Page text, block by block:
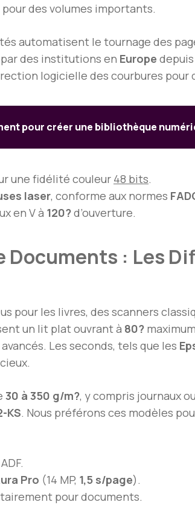
des volumes importants.
automatisent le tournage des
des institutions en Europe depuis
logicielle des courbures pour
pour créer une bibliothèque
une fidélité couleur 48 bits.
laser, conforme aux normes
en V à 120?d’ouverture.
: Les
pour les livres, des scanners
un lit plat ouvrant à 80?
Les seconds, tels que les
30 à 350 g/m?, y compris journaux
KS. Nous préférons ces modèles
Pro (14 MP, 1,5 s/page).
pour documents.